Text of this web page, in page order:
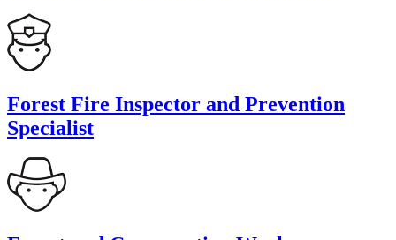
Forest Fire Inspector and Prevention
Specialist